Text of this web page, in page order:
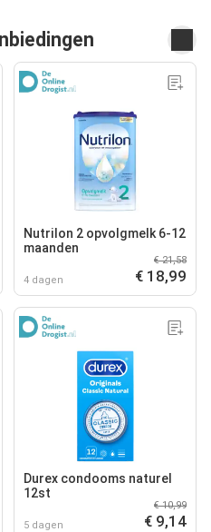
Nutrilon 2 opvolgmelk 6-12
maanden
4 dagen
€ 21,58
€ 18,99
Durex condooms naturel
12st
5 dagen
€ 10,99
€ 9,14